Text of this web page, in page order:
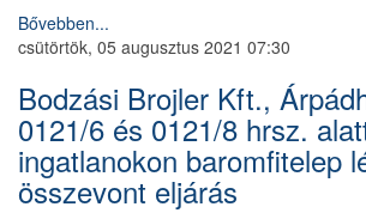
Bővebben...
csütörtök, 05 augusztus 2021 07:30
Bodzási Brojler Kft.,
0121/6 és 0121/8 hrsz.
ingatlanokon baromfitelep
összevont eljárás